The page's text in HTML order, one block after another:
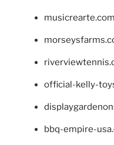
musicrearte.com
official-kelly-
bbq-empire-